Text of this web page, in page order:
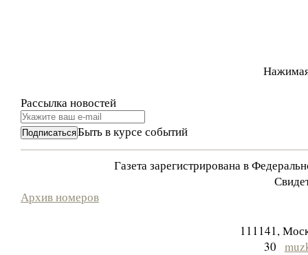
Рассылка новостей
Быть в курсе событий
Газета зарегистрирована в
Архив номеров
111141,
30